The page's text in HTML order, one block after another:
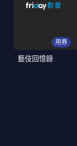
用券
藝伎回憶錄